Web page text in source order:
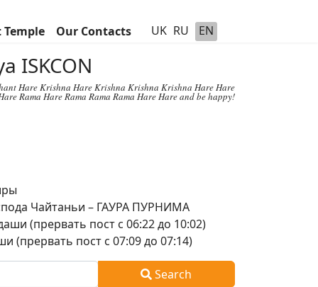
Temple Our Contacts UK RU EN
ISKCON
Hare Krishna Hare Krishna Krishna Krishna Hare Hare
Rama Hare Rama Rama Rama Hare Hare and be happy!
Чайтаньи – ГАУРА ПУРНИМА
(прервать пост с 06:22 до 10:02)
(прервать пост с 07:09 до 07:14)
Search